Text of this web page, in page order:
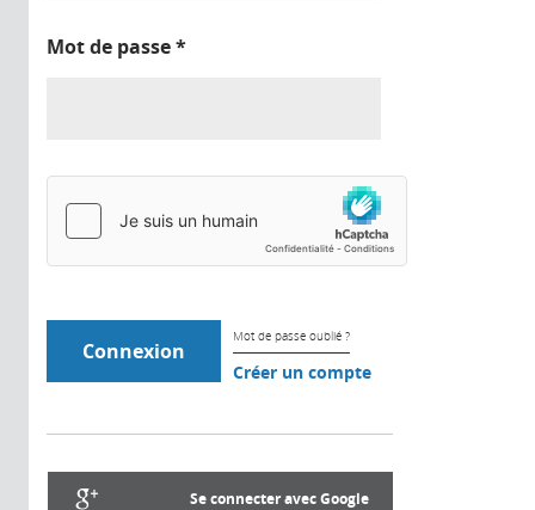
Mot de passe*
Mot de passe oublié ?
Créer un compte
Se connecter avec Google